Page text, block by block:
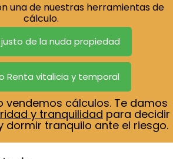
vendemos cálculos. Te damos
y tranquilidad para decidir
dormir tranquilo ante el riesgo.
una de nuestras herramientas de
cálculo.
de la nuda propiedad
Renta vitalicia y temporal